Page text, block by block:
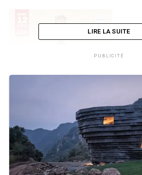
LIRE LA SUITE
PUBLICITÉ